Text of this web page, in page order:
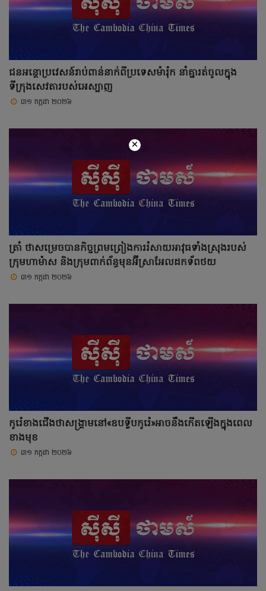
ជនអន្តោប្រវេសន៍រាប់ពាន់នាក់ពីប្រទេសម៉ារ៉ុក នាំគ្នារត់ចូលក្នុង
ទីក្រុងសេវតារបស់អេស្បាញ
៣១ កក្កដា ២០២៦
ត្រាំ ថាសម្រេចបានកិច្ចព្រមព្រៀងការរំសាយអាវុធទាំងស្រុងរបស់
ក្រុមហាម៉ាស និងក្រុមពាក់ព័ន្ធមុនអ៊ីស្រាអែលដកទ័ពថយ
៣១ កក្កដា ២០២៦
កូរ៉េខាងជើងថាសង្រ្គាមនៅ«ឧបទ្វីបកូរ៉េ»អាចនឹងកើតឡើងក្នុងពេល
ខាងមុខ
៣១ កក្កដា ២០២៦
×